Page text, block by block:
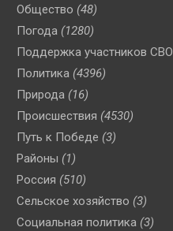
Общество (48)
Погода (1280)
Поддержка участников СВО
Политика (4396)
Природа (16)
Происшествия (4530)
Путь к Победе (3)
Районы (1)
Россия (510)
Сельское хозяйство (3)
Социальная политика (3)